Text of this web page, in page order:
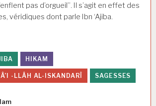
pas d’orgueil”. Il s’agit en effet des
véridiques dont parle Ibn ‘Ajiba.
HIKAM
-LLÂH AL-ISKANDARÎ SAGESSES